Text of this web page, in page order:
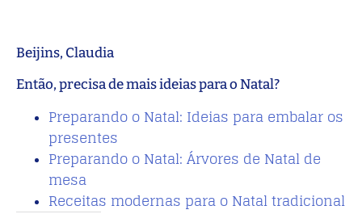
Beijins, Claudia
Então, precisa de mais ideias para o Natal?
Preparando o Natal: Ideias para embalar os
presentes
Preparando o Natal: Árvores de Natal de
mesa
Receitas modernas para o Natal tradicional